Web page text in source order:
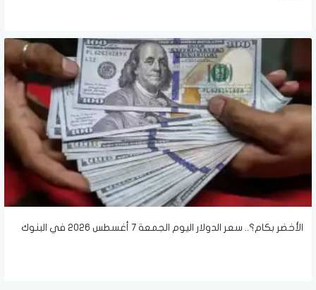
الأخضر بكام؟.. سعر الدولار اليوم الجمعة 7 أغسطس 2026 في البنوك